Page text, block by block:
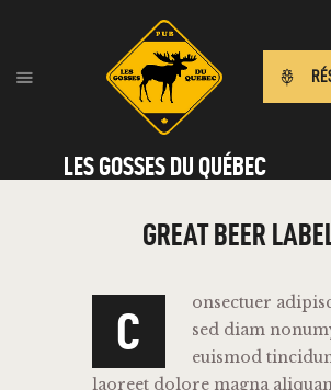
LES GOSSES DU QUÉBEC
GREAT BEER
C
onsectuer
sed diam
euismod
laoreet dolore magna